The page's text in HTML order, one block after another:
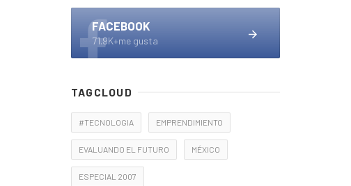
FACEBOOK
71.9K+me gusta
TAGCLOUD
#TECNOLOGIA EMPRENDIMIENTO
EVALUANDO EL FUTURO MÉXICO
ESPECIAL 2007